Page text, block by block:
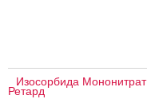
Изосорбида Мононитрат
Ретард